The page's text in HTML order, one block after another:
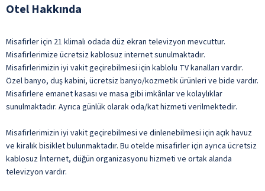
Otel Hakkında
Misafirler için 21 klimalı odada düz ekran televizyon mevcuttur.
Misafirlerimize ücretsiz kablosuz internet sunulmaktadır.
Misafirlerimizin iyi vakit geçirebilmesi için kablolu TV kanalları vardır.
Özel banyo, duş kabini, ücretsiz banyo/kozmetik ürünleri ve bide vardır.
Misafirlere emanet kasası ve masa gibi imkânlar ve kolaylıklar
sunulmaktadır. Ayrıca günlük olarak oda/kat hizmeti verilmektedir.
Misafirlerimizin iyi vakit geçirebilmesi ve dinlenebilmesi için açık havuz
ve kiralık bisiklet bulunmaktadır. Bu otelde misafirler için ayrıca ücretsiz
kablosuz İnternet, düğün organizasyonu hizmeti ve ortak alanda
televizyon vardır.